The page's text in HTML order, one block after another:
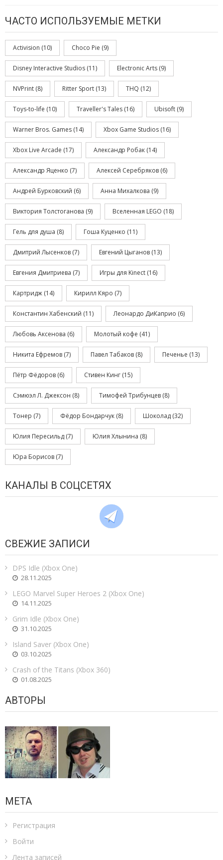
ЧАСТО ИСПОЛЬЗУЕМЫЕ МЕТКИ
Activision (10) Choco Pie (9)
Disney Interactive Studios (11) Electronic Arts (9)
NVPrint (8) Ritter Sport (13) THQ (12)
Toys-to-life (10) Traveller's Tales (16) Ubisoft (9)
Warner Bros. Games (14) Xbox Game Studios (16)
Xbox Live Arcade (17) Александр Робак (14)
Александр Яценко (7) Алексей Серебряков (6)
Андрей Бурковский (6) Анна Михалкова (9)
Виктория Толстоганова (9) Вселенная LEGO (18)
Гель для душа (8) Гоша Куценко (11)
Дмитрий Лысенков (7) Евгений Цыганов (13)
Евгения Дмитриева (7) Игры для Kinect (16)
Картридж (14) Кирилл Кяро (7)
Константин Хабенский (11) Леонардо ДиКаприо (6)
Любовь Аксенова (6) Молотый кофе (41)
Никита Ефремов (7) Павел Табаков (8) Печенье (13)
Пётр Фёдоров (6) Стивен Кинг (15)
Сэмюэл Л. Джексон (8) Тимофей Трибунцев (8)
Тонер (7) Фёдор Бондарчук (8) Шоколад (32)
Юлия Пересильд (7) Юлия Хлынина (8)
Юра Борисов (7)
КАНАЛЫ В СОЦСЕТЯХ
СВЕЖИЕ ЗАПИСИ
DPS Idle (Xbox One)
28.11.2025
LEGO Marvel Super Heroes 2 (Xbox One)
14.11.2025
Grim Idle (Xbox One)
31.10.2025
Island Saver (Xbox One)
03.10.2025
Crash of the Titans (Xbox 360)
01.08.2025
АВТОРЫ
МЕТА
Регистрация
Войти
Лента записей